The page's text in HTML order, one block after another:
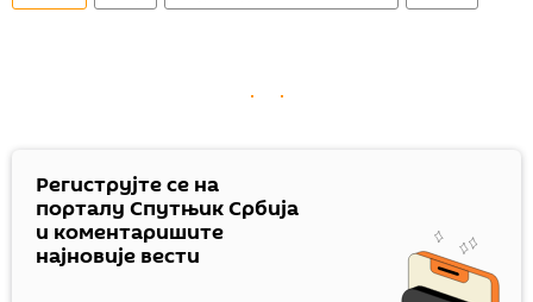
Региструјте се на
порталу Спутњик Србија
и коментаришите
најновије вести